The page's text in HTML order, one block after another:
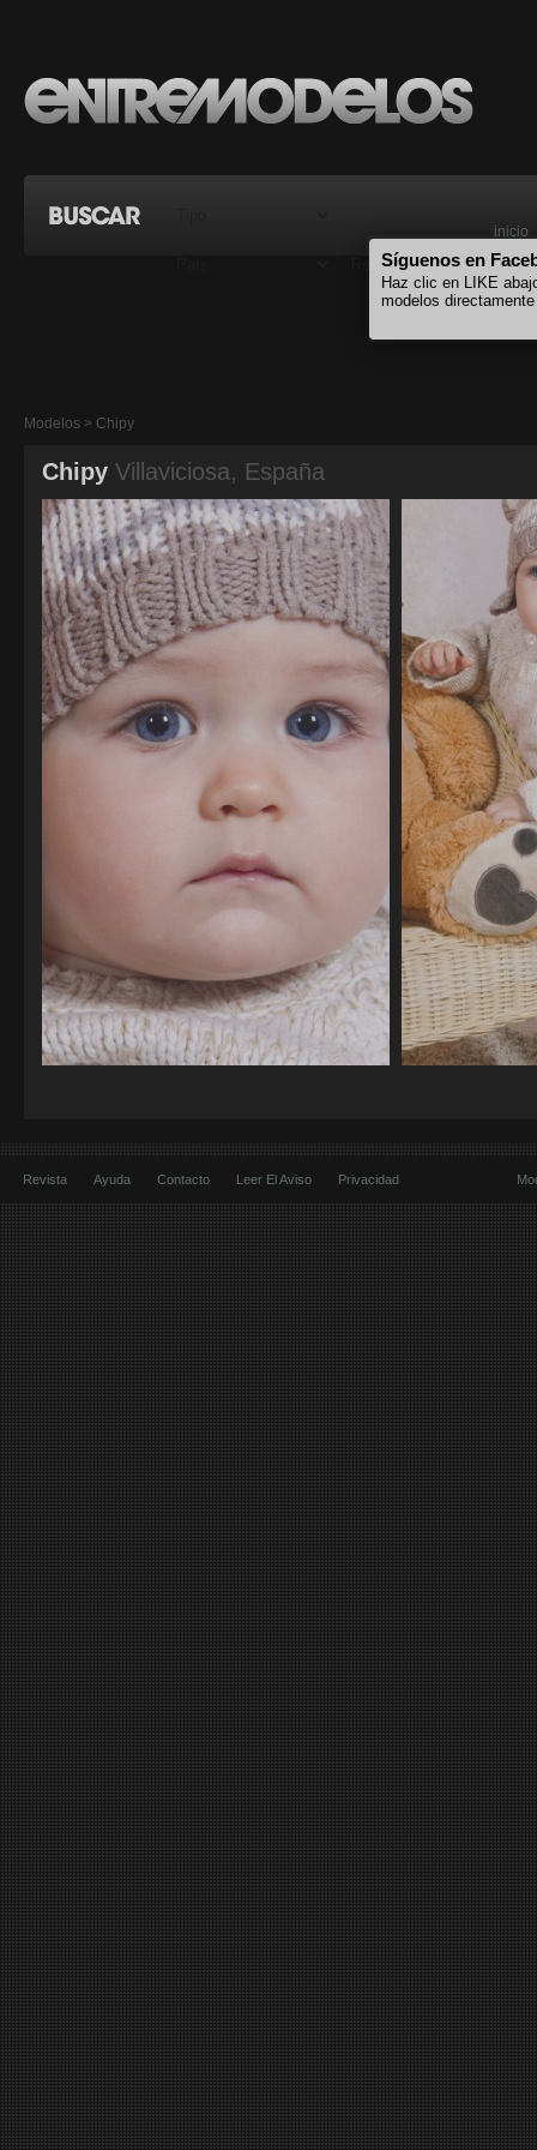
inicio
Modelos > Chipy
Chipy Villaviciosa, España
Revista Ayuda Contacto Leer El Aviso Privacidad
Síguenos en
Haz clic en LIKE
modelos